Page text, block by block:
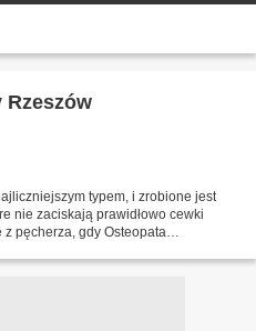
Rzeszów
typem, i zrobione jest
nie zaciskają prawidłowo cewki
pęcherza, gdy Osteopata